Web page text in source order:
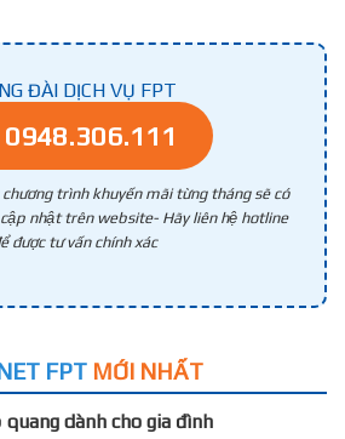
ĐÀI DỊCH VỤ FPT
0948.306.111
chương trình khuyến mãi từng tháng sẽ có
nhật trên website- Hãy liên hệ hotline
được tư vấn chính xác
FPT MỚI NHẤT
dành cho gia đình